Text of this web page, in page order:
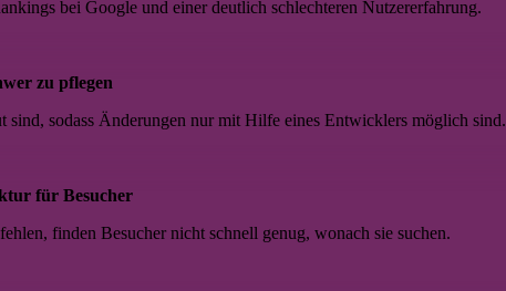
bei Google und einer deutlich schlechteren Nutzererfahrung.
zu pflegen
sodass Änderungen nur mit Hilfe eines Entwicklers möglich sind.
für Besucher
finden Besucher nicht schnell genug, wonach sie suchen.